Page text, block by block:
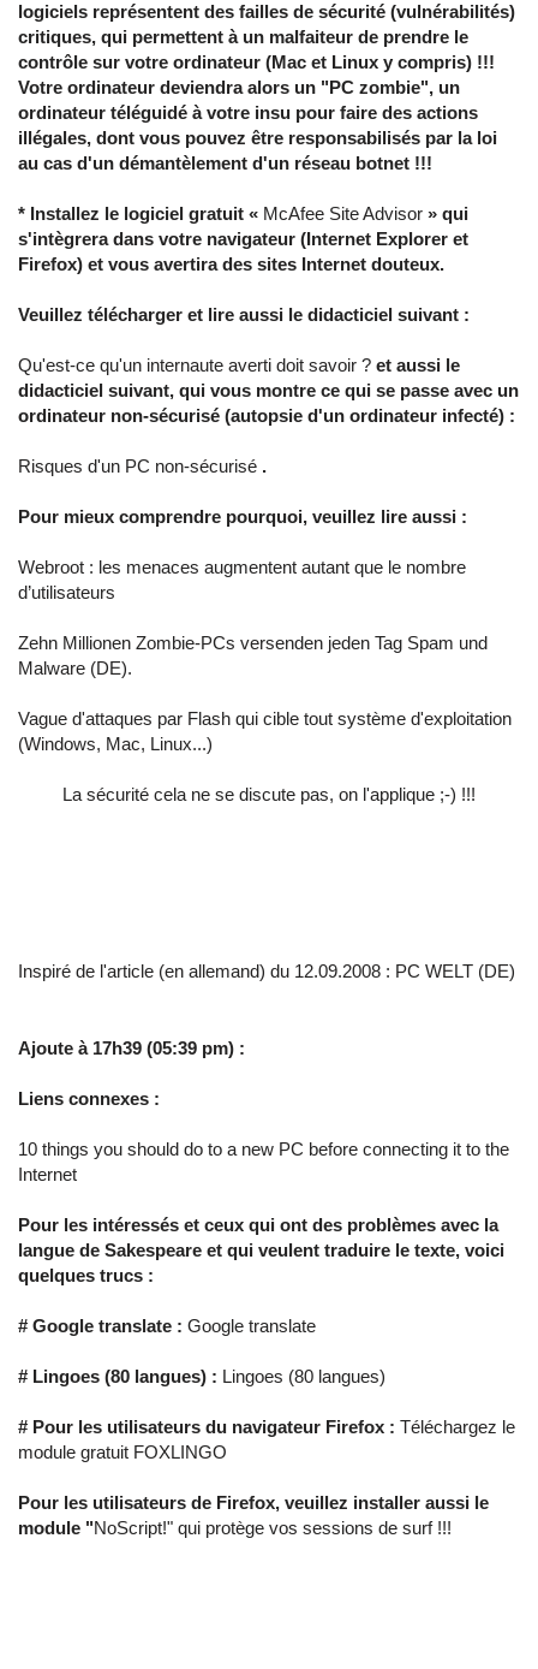
logiciels représentent des failles de sécurité (vulnérabilités)
critiques, qui permettent à un malfaiteur de prendre le
contrôle sur votre ordinateur (Mac et Linux y compris) !!!
Votre ordinateur deviendra alors un "PC zombie", un
ordinateur téléguidé à votre insu pour faire des actions
illégales, dont vous pouvez être responsabilisés par la loi
au cas d'un démantèlement d'un réseau botnet !!!
* Installez le logiciel gratuit « McAfee Site Advisor » qui
s'intègrera dans votre navigateur (Internet Explorer et
Firefox) et vous avertira des sites Internet douteux.
Veuillez télécharger et lire aussi le didacticiel suivant :
Qu'est-ce qu'un internaute averti doit savoir ? et aussi le
didacticiel suivant, qui vous montre ce qui se passe avec un
ordinateur non-sécurisé (autopsie d'un ordinateur infecté) :
Risques d'un PC non-sécurisé .
Pour mieux comprendre pourquoi, veuillez lire aussi :
Webroot : les menaces augmentent autant que le nombre
d’utilisateurs
Zehn Millionen Zombie-PCs versenden jeden Tag Spam und
Malware (DE).
Vague d'attaques par Flash qui cible tout système d'exploitation
(Windows, Mac, Linux...)
La sécurité cela ne se discute pas, on l'applique ;-) !!!
Inspiré de l'article (en allemand) du 12.09.2008 : PC WELT (DE)
Ajoute à 17h39 (05:39 pm) :
Liens connexes :
10 things you should do to a new PC before connecting it to the
Internet
Pour les intéressés et ceux qui ont des problèmes avec la
langue de Sakespeare et qui veulent traduire le texte, voici
quelques trucs :
# Google translate : Google translate
# Lingoes (80 langues) : Lingoes (80 langues)
# Pour les utilisateurs du navigateur Firefox : Téléchargez le
module gratuit FOXLINGO
Pour les utilisateurs de Firefox, veuillez installer aussi le
module "NoScript!" qui protège vos sessions de surf !!!